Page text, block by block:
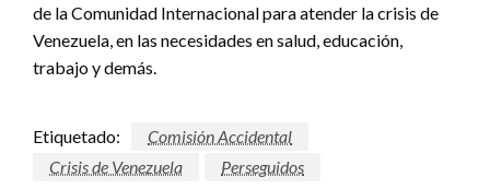
de la Comunidad Internacional para atender la crisis de
Venezuela, en las necesidades en salud, educación,
trabajo y demás.
Etiquetado:
Comisión Accidental
Crisis de Venezuela
Perseguidos